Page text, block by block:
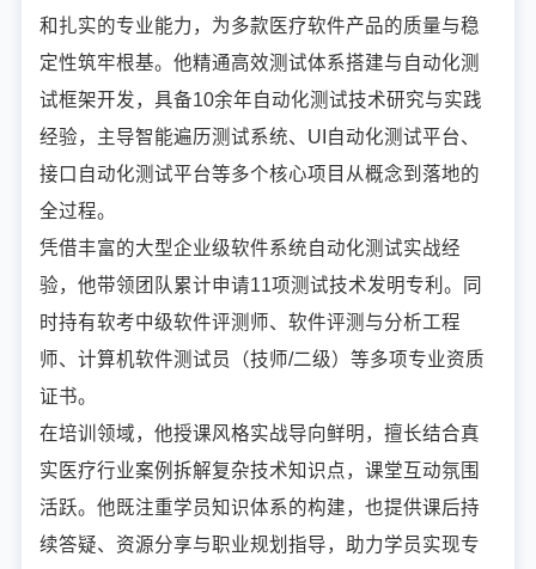
和扎实的专业能力，为多款医疗软件产品的质量与稳
定性筑牢根基。他精通高效测试体系搭建与自动化测
试框架开发，具备10余年自动化测试技术研究与实践
经验，主导智能遍历测试系统、UI自动化测试平台、
接口自动化测试平台等多个核心项目从概念到落地的
全过程。
凭借丰富的大型企业级软件系统自动化测试实战经
验，他带领团队累计申请11项测试技术发明专利。同
时持有软考中级软件评测师、软件评测与分析工程
师、计算机软件测试员（技师/二级）等多项专业资质
证书。
在培训领域，他授课风格实战导向鲜明，擅长结合真
实医疗行业案例拆解复杂技术知识点，课堂互动氛围
活跃。他既注重学员知识体系的构建，也提供课后持
续答疑、资源分享与职业规划指导，助力学员实现专